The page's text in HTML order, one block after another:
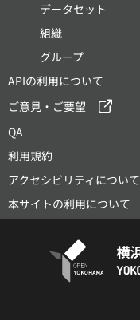
データセット
組織
グループ
APIの利用について
ご意見・ご要望
QA
利用規約
アクセシビリティについて
本サイトの利用について